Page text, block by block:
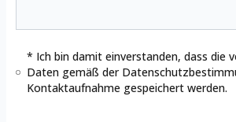
* Ich bin damit einverstanden, dass die
Daten gemäß der
Kontaktaufnahme gespeichert werden.